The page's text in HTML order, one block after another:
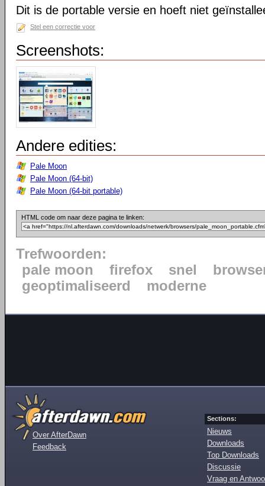
Dit is de portable versie en hoeft niet
Stel een correctie voor
Screenshots:
Andere edities:
Pale Moon
Pale Moon (64-bit)
Pale Moon (64-bit portable)
HTML code om naar deze pagina te linken:
Trefwoorden:
pale moon
firefox snel
geoptimaliseerd
moderne
Over AfterDawn
Feedback
Sections:
Nieuws
Downloads
Top Downloads
Discussie
Vraag en